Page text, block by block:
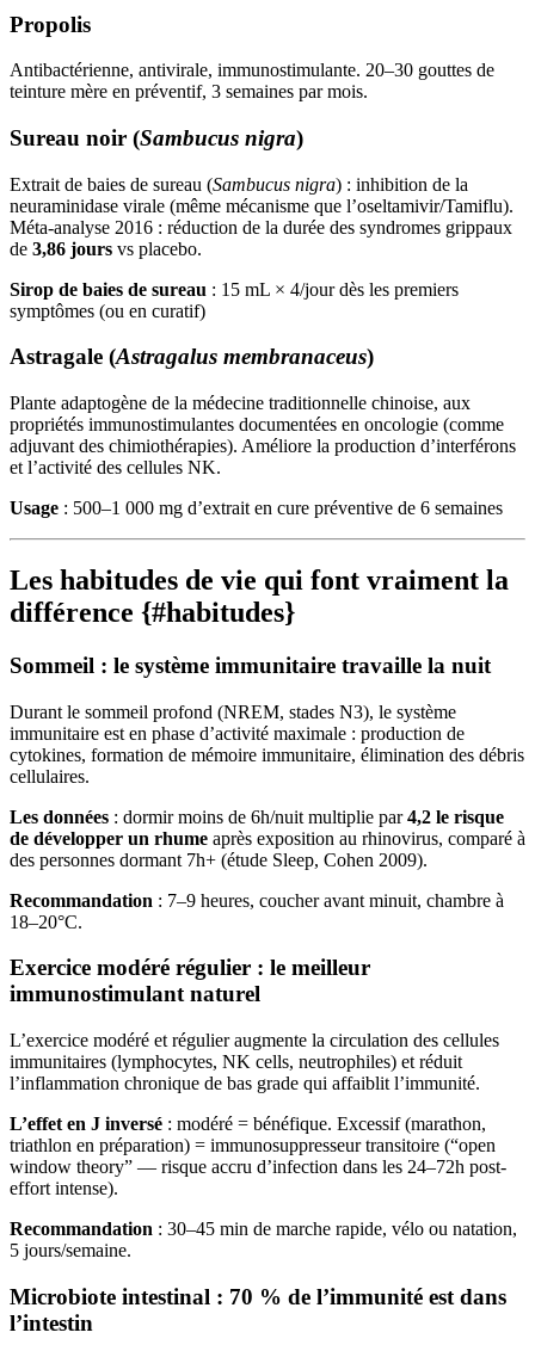
Propolis
Antibactérienne, antivirale, immunostimulante. 20–30 gouttes de
teinture mère en préventif, 3 semaines par mois.
Sureau noir (Sambucus nigra)
Extrait de baies de sureau (Sambucus nigra) : inhibition de la
neuraminidase virale (même mécanisme que l’oseltamivir/Tamiflu).
Méta-analyse 2016 : réduction de la durée des syndromes grippaux
de 3,86 jours vs placebo.
Sirop de baies de sureau : 15 mL × 4/jour dès les premiers
symptômes (ou en curatif)
Astragale (Astragalus membranaceus)
Plante adaptogène de la médecine traditionnelle chinoise, aux
propriétés immunostimulantes documentées en oncologie (comme
adjuvant des chimiothérapies). Améliore la production d’interférons
et l’activité des cellules NK.
Usage : 500–1 000 mg d’extrait en cure préventive de 6 semaines
Les habitudes de vie qui font vraiment la
différence {#habitudes}
Sommeil : le système immunitaire travaille la nuit
Durant le sommeil profond (NREM, stades N3), le système
immunitaire est en phase d’activité maximale : production de
cytokines, formation de mémoire immunitaire, élimination des débris
cellulaires.
Les données : dormir moins de 6h/nuit multiplie par4,2 le risque
de développer un rhume après exposition au rhinovirus, comparé à
des personnes dormant 7h+ (étude Sleep, Cohen 2009).
Recommandation : 7–9 heures, coucher avant minuit, chambre à
18–20°C.
Exercice modéré régulier : le meilleur
immunostimulant naturel
L’exercice modéré et régulier augmente la circulation des cellules
immunitaires (lymphocytes, NK cells, neutrophiles) et réduit
l’inflammation chronique de bas grade qui affaiblit l’immunité.
L’effet en J inversé : modéré = bénéfique. Excessif (marathon,
triathlon en préparation) = immunosuppresseur transitoire (“open
window theory” — risque accru d’infection dans les 24–72h post-
effort intense).
Recommandation : 30–45 min de marche rapide, vélo ou natation,
5 jours/semaine.
Microbiote intestinal : 70 % de l’immunité est dans
l’intestin